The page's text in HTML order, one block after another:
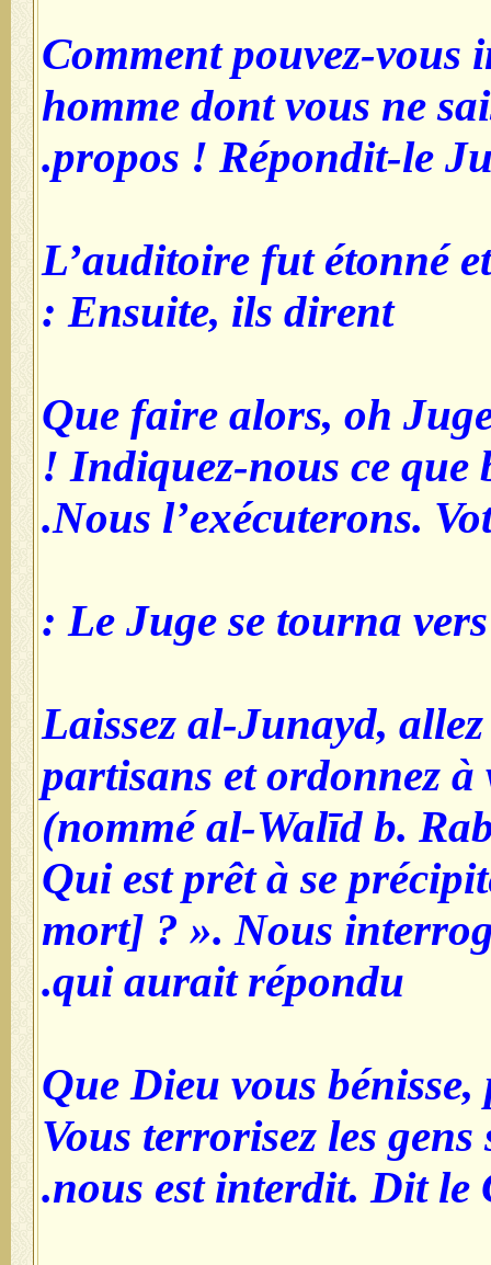
Comment pouvez-vous
homme dont vous ne
propos ! Répondit-le
L’auditoire fut étonné
Ensuite, ils dirent :
Que faire alors, oh
! Indiquez-nous ce que
Nous l’exécuterons.
Le Juge se tourna
Laissez al-Junayd,
partisans et ordonnez
(nommé al-Walīd b.
Qui est prêt à se
mort] ? ». Nous
qui aurait répondu.
Que Dieu vous
Vous terrorisez les
nous est interdit. Dit le